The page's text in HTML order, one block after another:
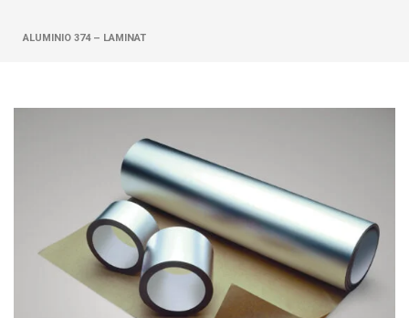
ALUMINIO 374 – LAMINAT